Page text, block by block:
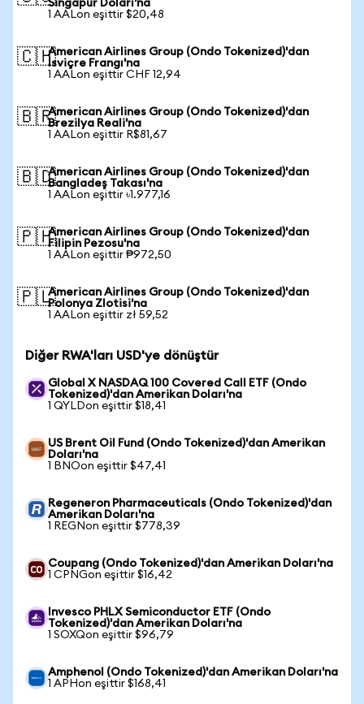
Singapur Doları'na
1 AALon eşittir $20,48
🇨🇭American Airlines Group (Ondo Tokenized)'dan
İsviçre Frangı'na
1 AALon eşittir CHF 12,94
🇧🇷American Airlines Group (Ondo Tokenized)'dan
Brezilya Reali'na
1 AALon eşittir R$81,67
🇧🇩American Airlines Group (Ondo Tokenized)'dan
Bangladeş Takası'na
1 AALon eşittir ৳1.977,16
🇵🇭American Airlines Group (Ondo Tokenized)'dan
Filipin Pezosu'na
1 AALon eşittir ₱972,50
🇵🇱American Airlines Group (Ondo Tokenized)'dan
Polonya Zlotisi'na
1 AALon eşittir zł 59,52
Diğer RWA'ları USD'ye dönüştür
Global X NASDAQ 100 Covered Call ETF (Ondo
Tokenized)'dan Amerikan Doları'na
1 QYLDon eşittir $18,41
US Brent Oil Fund (Ondo Tokenized)'dan Amerikan
Doları'na
1 BNOon eşittir $47,41
Regeneron Pharmaceuticals (Ondo Tokenized)'dan
Amerikan Doları'na
1 REGNon eşittir $778,39
Coupang (Ondo Tokenized)'dan Amerikan Doları'na
1 CPNGon eşittir $16,42
Invesco PHLX Semiconductor ETF (Ondo
Tokenized)'dan Amerikan Doları'na
1 SOXQon eşittir $96,79
Amphenol (Ondo Tokenized)'dan Amerikan Doları'na
1 APHon eşittir $168,41